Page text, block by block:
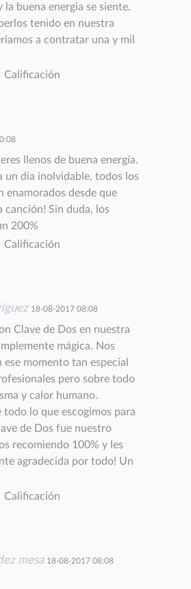
la buena energia se siente.
tenido en nuestra
a contratar una y mil
Calificación
llenos de buena energía.
un día inolvidable, todos los
enamorados desde que
canción! Sin duda, los
200%
Calificación
18-08-2017 08:08
Clave de Dos en nuestra
mágica. Nos
momento tan especial
pero sobre todo
y calor humano.
todo lo que escogimos para
de Dos fue nuestro
recomiendo 100% y les
agradecida por todo! Un
Calificación
mesa 18-08-2017 08:08